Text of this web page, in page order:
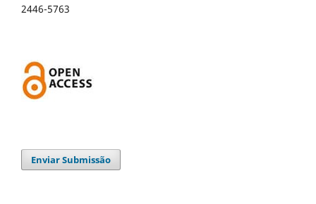
2446-5763
Enviar Submissão